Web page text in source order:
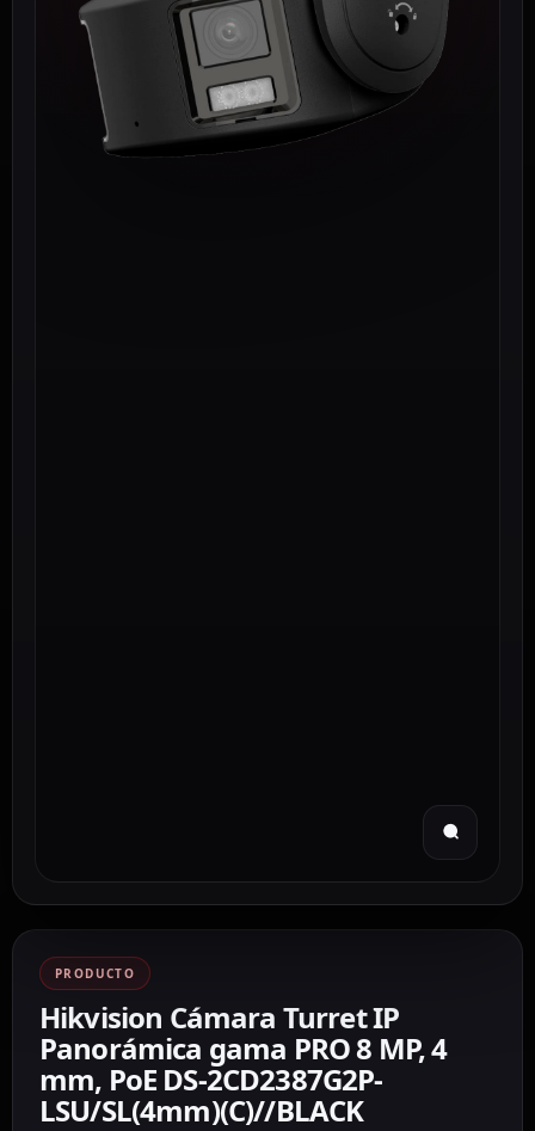
PRODUCTO
Hikvision Cámara Turret IP
Panorámica gama PRO 8 MP, 4
mm, PoE DS-2CD2387G2P-
LSU/SL(4mm)(C)//BLACK